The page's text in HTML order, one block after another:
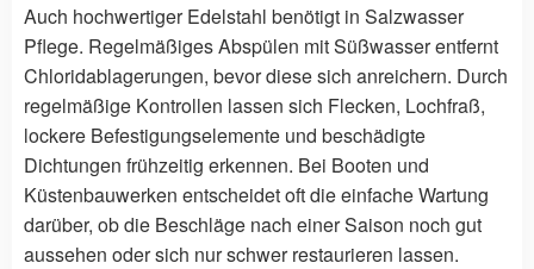
Auch hochwertiger Edelstahl benötigt in Salzwasser
Pflege. Regelmäßiges Abspülen mit Süßwasser entfernt
Chloridablagerungen, bevor diese sich anreichern. Durch
regelmäßige Kontrollen lassen sich Flecken, Lochfraß,
lockere Befestigungselemente und beschädigte
Dichtungen frühzeitig erkennen. Bei Booten und
Küstenbauwerken entscheidet oft die einfache Wartung
darüber, ob die Beschläge nach einer Saison noch gut
aussehen oder sich nur schwer restaurieren lassen.